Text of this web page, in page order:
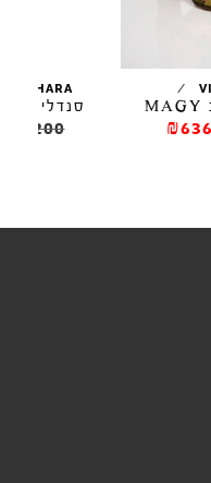
CHIE MIHARA
/
סנדלי עקב LEIDE
₪1200